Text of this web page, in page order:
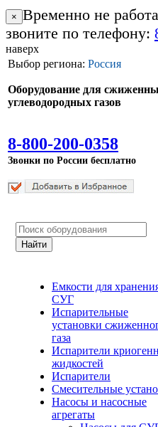
× Временно не
звоните по телефону:
наверх
Выбор региона: Россия
Оборудование для
углеводородных газов
8-800-200-0358
Звонки по России бесплатно
Емкости для
СУГ
Испарительные
установки
газа
Испарители
жидкостей
Испарители
Смесительные
Насосы и насосные
агрегаты